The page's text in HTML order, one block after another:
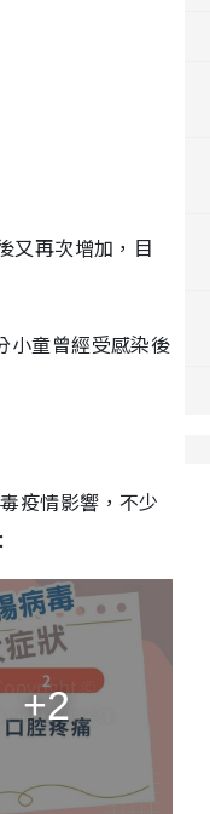
又再次增加，目
小童曾經受感染後
疫情影響，不少
+2